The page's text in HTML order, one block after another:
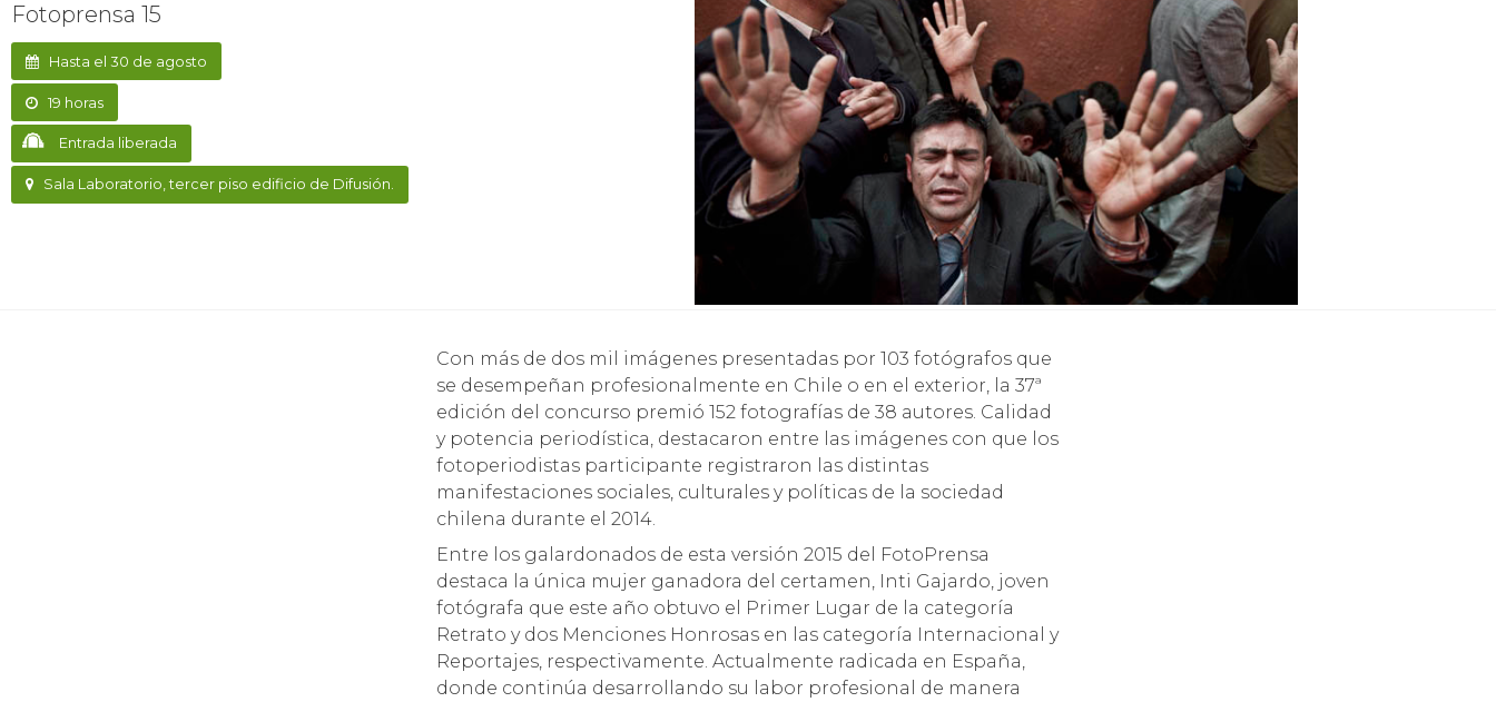
Fotoprensa 15
Hasta el 30 de agosto
19 horas
Entrada liberada
Sala Laboratorio, tercer piso edificio de Difusión.
Con más de dos mil imágenes presentadas por 103 fotógrafos que
se desempeñan profesionalmente en Chile o en el exterior, la 37ª
edición del concurso premió 152 fotografías de 38 autores. Calidad
y potencia periodística, destacaron entre las imágenes con que los
fotoperiodistas participante registraron las distintas
manifestaciones sociales, culturales y políticas de la sociedad
chilena durante el 2014.
Entre los galardonados de esta versión 2015 del FotoPrensa
destaca la única mujer ganadora del certamen, Inti Gajardo, joven
fotógrafa que este año obtuvo el Primer Lugar de la categoría
Retrato y dos Menciones Honrosas en las categoría Internacional y
Reportajes, respectivamente. Actualmente radicada en España,
donde continúa desarrollando su labor profesional de manera